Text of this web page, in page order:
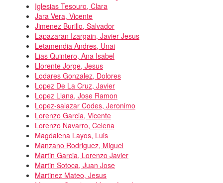
Iglesias Tesouro, Clara
Jara Vera, Vicente
Jimenez Burillo, Salvador
Lapazaran Izargain, Javier Jesus
Letamendia Andres, Unai
Lias Quintero, Ana Isabel
Llorente Jorge, Jesus
Lodares Gonzalez, Dolores
Lopez De La Cruz, Javier
Lopez Llana, Jose Ramon
Lopez-salazar Codes, Jeronimo
Lorenzo Garcia, Vicente
Lorenzo Navarro, Celena
Magdalena Layos, Luis
Manzano Rodriguez, Miguel
Martin Garcia, Lorenzo Javier
Martin Sotoca, Juan Jose
Martinez Mateo, Jesus